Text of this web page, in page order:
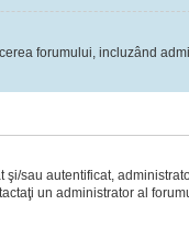
forumului, incluzând
şi/sau autentificat,
un administrator al